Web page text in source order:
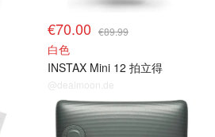
€70.00 €89.99
白色
INSTAX Mini 12 拍立得
@dealmoon.de